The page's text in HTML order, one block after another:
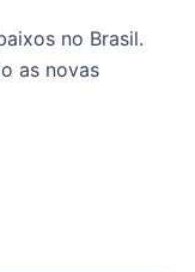
no Brasil.
as novas